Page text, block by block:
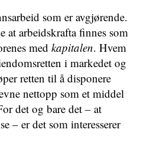
som er avgjørende.
at arbeidskrafta finnes som
med kapitalen. Hvem
i markedet og
retten til å disponere
nettopp som et middel
det og bare det – at
– er det som interesserer